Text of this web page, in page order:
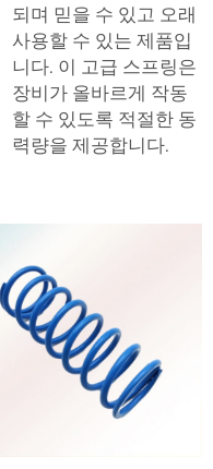
되며 믿을 수 있고 오래
사용할 수 있는 제품입
니다. 이 고급 스프링은
장비가 올바르게 작동
할 수 있도록 적절한 동
력량을 제공합니다.